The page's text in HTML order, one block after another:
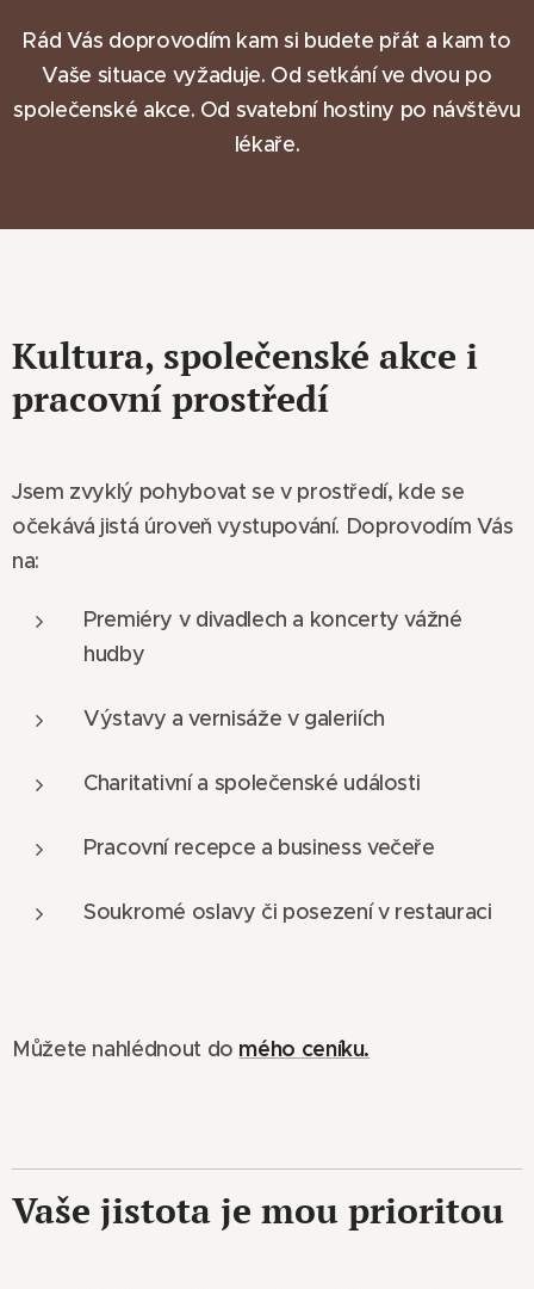
Rád Vás doprovodím kam si budete přát a kam to
Vaše situace vyžaduje. Od setkání ve dvou po
společenské akce. Od svatební hostiny po návštěvu
lékaře.
Kultura, společenské akce i
pracovní prostředí
Jsem zvyklý pohybovat se v prostředí, kde se
očekává jistá úroveň vystupování. Doprovodím Vás
na:
Premiéry v divadlech a koncerty vážné
hudby
Výstavy a vernisáže v galeriích
Charitativní a společenské události
Pracovní recepce a business večeře
Soukromé oslavy či posezení v restauraci
Můžete nahlédnout do mého ceníku.
Vaše jistota je mou prioritou